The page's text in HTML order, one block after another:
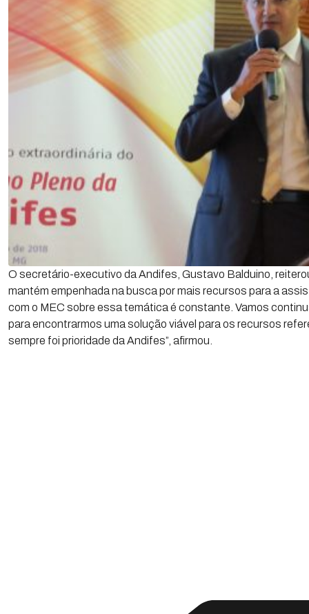
O secretário-executivo da Andifes, Gustavo Balduino,
mantém empenhada na busca por mais recursos para a
com o MEC sobre essa temática é constante. Vamos
para encontrarmos uma solução viável para os recursos
sempre foi prioridade da Andifes”, afirmou.